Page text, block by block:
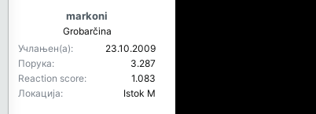
markoni
Grobarčina
Учлањен(а)
23.10.2009
Порука
3.287
Reaction score
1.083
Локација
Istok M